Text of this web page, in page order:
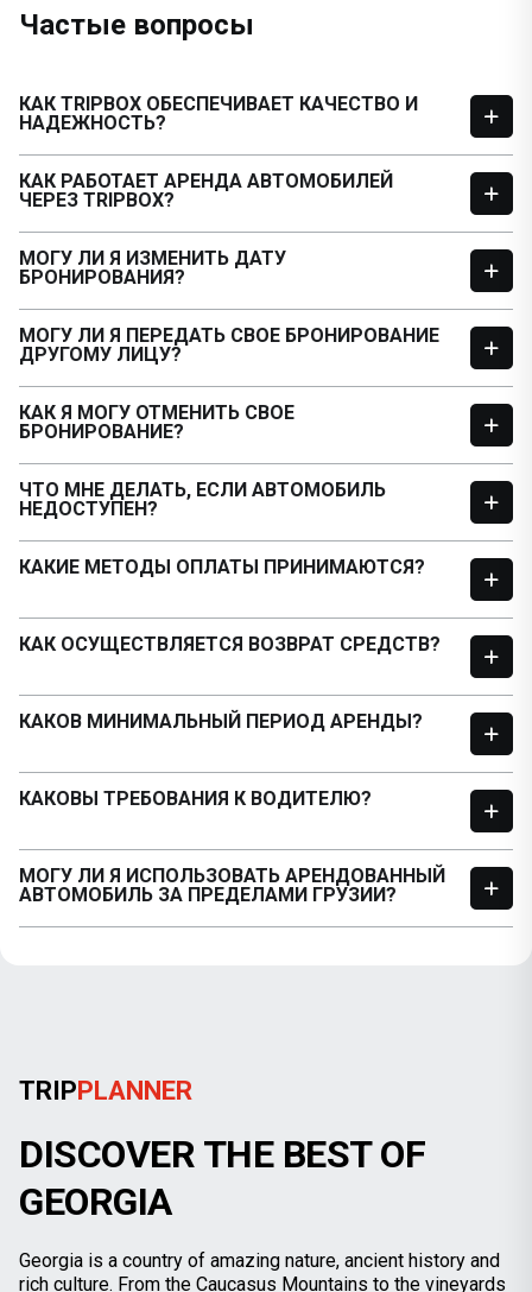
Частые вопросы
КАК TRIPBOX ОБЕСПЕЧИВАЕТ КАЧЕСТВО И
НАДЕЖНОСТЬ?
КАК РАБОТАЕТ АРЕНДА АВТОМОБИЛЕЙ
ЧЕРЕЗ TRIPBOX?
МОГУ ЛИ Я ИЗМЕНИТЬ ДАТУ
БРОНИРОВАНИЯ?
МОГУ ЛИ Я ПЕРЕДАТЬ СВОЕ БРОНИРОВАНИЕ
ДРУГОМУ ЛИЦУ?
КАК Я МОГУ ОТМЕНИТЬ СВОЕ
БРОНИРОВАНИЕ?
ЧТО МНЕ ДЕЛАТЬ, ЕСЛИ АВТОМОБИЛЬ
НЕДОСТУПЕН?
КАКИЕ МЕТОДЫ ОПЛАТЫ ПРИНИМАЮТСЯ?
КАК ОСУЩЕСТВЛЯЕТСЯ ВОЗВРАТ СРЕДСТВ?
КАКОВ МИНИМАЛЬНЫЙ ПЕРИОД АРЕНДЫ?
КАКОВЫ ТРЕБОВАНИЯ К ВОДИТЕЛЮ?
МОГУ ЛИ Я ИСПОЛЬЗОВАТЬ АРЕНДОВАННЫЙ
АВТОМОБИЛЬ ЗА ПРЕДЕЛАМИ ГРУЗИИ?
TRIPPLANNER
DISCOVER THE BEST OF
GEORGIA
Georgia is a country of amazing nature, ancient history and
rich culture. From the Caucasus Mountains to the vineyards